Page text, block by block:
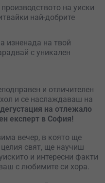
на уиски
най-добрите
изненада на твой
с уникален
и отличителен
и се наслаждаваш на
дегустация на отлежало
експерт в София!
вечер, в която ще
свят, ще научиш
и интересни факти
с любимите си хора.